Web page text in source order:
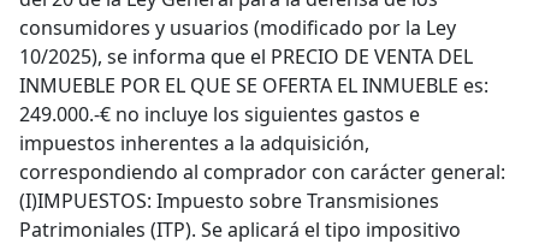
consumidores y usuarios (modificado por la Ley
10/2025), se informa que el PRECIO DE VENTA DEL
INMUEBLE POR EL QUE SE OFERTA EL INMUEBLE es:
249.000.-€ no incluye los siguientes gastos e
impuestos inherentes a la adquisición,
correspondiendo al comprador con carácter general:
(I)IMPUESTOS: Impuesto sobre Transmisiones
Patrimoniales (ITP). Se aplicará el tipo impositivo